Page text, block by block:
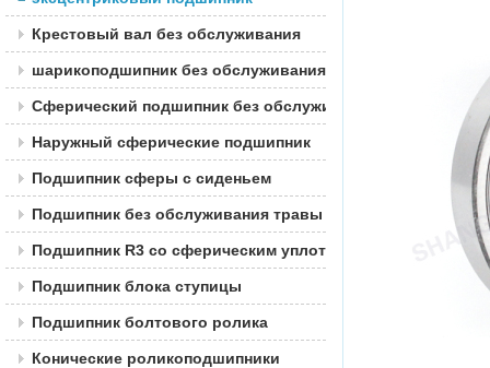
Крестовый вал без обслуживания
шарикоподшипник без обслуживания
Сферический подшипник без обслуживания
Наружный сферические подшипник
Подшипник сферы с сиденьем
Подшипник без обслуживания травы
Подшипник R3 со сферическим уплотнением
Подшипник блока ступицы
Подшипник болтового ролика
Конические роликоподшипники